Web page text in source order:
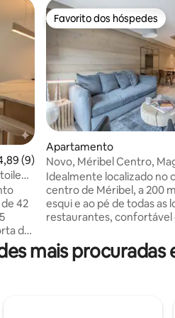
média de 4,89 em 5
(9)
42
de
Favorito dos hóspedes
Favorito dos hóspedes
Apartamento
Novo, Méribel Centro,
aconchegante
Idealmente localizado no
centro de Méribel, a 200
esqui e ao pé de todas as
restaurantes, confortável
2019. Equipamento
otimizadas, pode alojar
mais